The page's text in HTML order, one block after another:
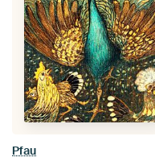
Pfau